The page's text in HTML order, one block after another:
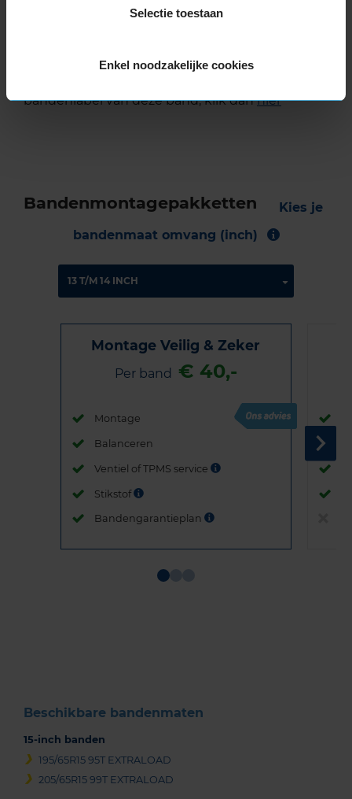
Selectie toestaan
Enkel noodzakelijke cookies
De band heeft een extern rolgeluid van 72 dB
bandenlabel van deze band, klik danhier
Bandenmontagepakketten
Kies je
bandenmaat omvang (inch)
Montage Veilig & Zeker
Per band € 40,-
Montage
Balanceren
Ventiel of TPMS service
Stikstof
Bandengarantieplan
Beschikbare bandenmaten
15-inch banden
195/65R15 95T EXTRALOAD
205/65R15 99T EXTRALOAD